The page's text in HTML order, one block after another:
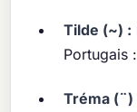
Tilde (~) :
Portugais
Tréma (¨)